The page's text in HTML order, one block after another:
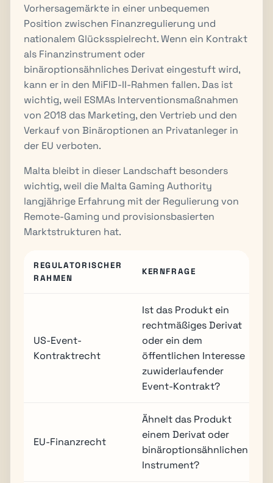
Vorhersagemärkte in einer unbequemen
Position zwischen Finanzregulierung und
nationalem Glücksspielrecht. Wenn ein Kontrakt
als Finanzinstrument oder
binäroptionsähnliches Derivat eingestuft wird,
kann er in den MiFID-II-Rahmen fallen. Das ist
wichtig, weil ESMAs Interventionsmaßnahmen
von 2018 das Marketing, den Vertrieb und den
Verkauf von Binäroptionen an Privatanleger in
der EU verboten.
Malta bleibt in dieser Landschaft besonders
wichtig, weil die Malta Gaming Authority
langjährige Erfahrung mit der Regulierung von
Remote-Gaming und provisionsbasierten
Marktstrukturen hat.
REGULATORISCHER
RAHMEN
KERNFRAGE
US-Event-
Kontraktrecht
Ist das Produkt ein
rechtmäßiges Derivat
oder ein dem
öffentlichen Interesse
zuwiderlaufender
Event-Kontrakt?
EU-Finanzrecht
Ähnelt das Produkt
einem Derivat oder
binäroptionsähnlichen
Instrument?